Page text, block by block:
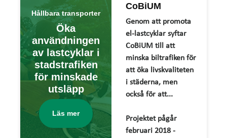
Hållbara transporter
Öka
användningen
av lastcyklar i
stadstrafiken
för minskade
utsläpp
Läs mer
CoBiUM
Genom att promota
el-lastcyklar syftar
CoBiUM till att
minska biltrafiken för
att öka livskvaliteten
i städerna, men
också för att...
Projektet pågår
februari 2018 -